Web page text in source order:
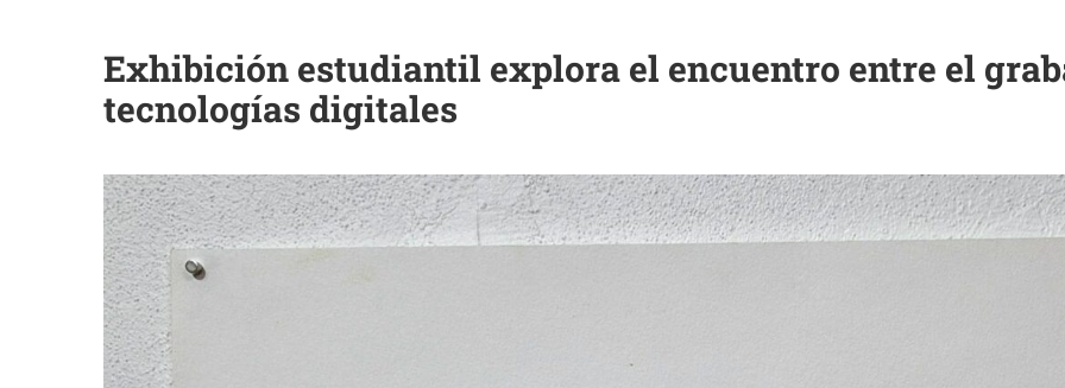
Exhibición estudiantil explora el encuentro entre el
tecnologías digitales